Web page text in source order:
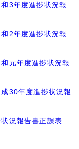
3年度進捗状況報
2年度進捗状況報
元年度進捗状況報
30年度進捗状況報
況報告書正誤表